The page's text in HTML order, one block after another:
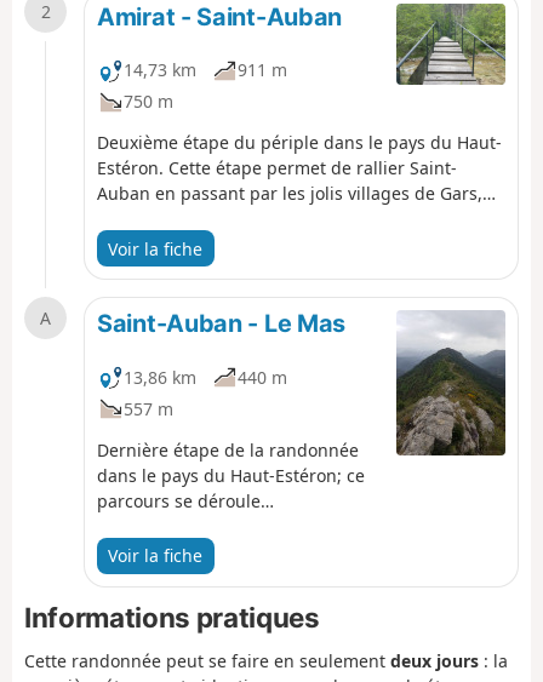
Mujouls.
2 Amirat - Saint-Auban
14,73 km
911 m
750 m
Deuxième étape du périple dans le pays du Haut-
Estéron. Cette étape permet de rallier Saint-
Auban en passant par les jolis villages de Gars,
l'Escoussier; diversité des paysages et traversée
d'un pays sauvage sont au rendez-vous!
Voir la fiche
A Saint-Auban - Le Mas
13,86 km
440 m
557 m
Dernière étape de la randonnée
dans le pays du Haut-Estéron; ce
parcours se déroule
sous-bois avant d'atteindre la
crête de la montagne de Charamel
qui, à elle seule, vaut le détour : le
panorama est sublime. On
redescend ensuite doucement sur
Voir la fiche
Informations pratiques
Cette randonnée peut se faire en seulement deux jours : la